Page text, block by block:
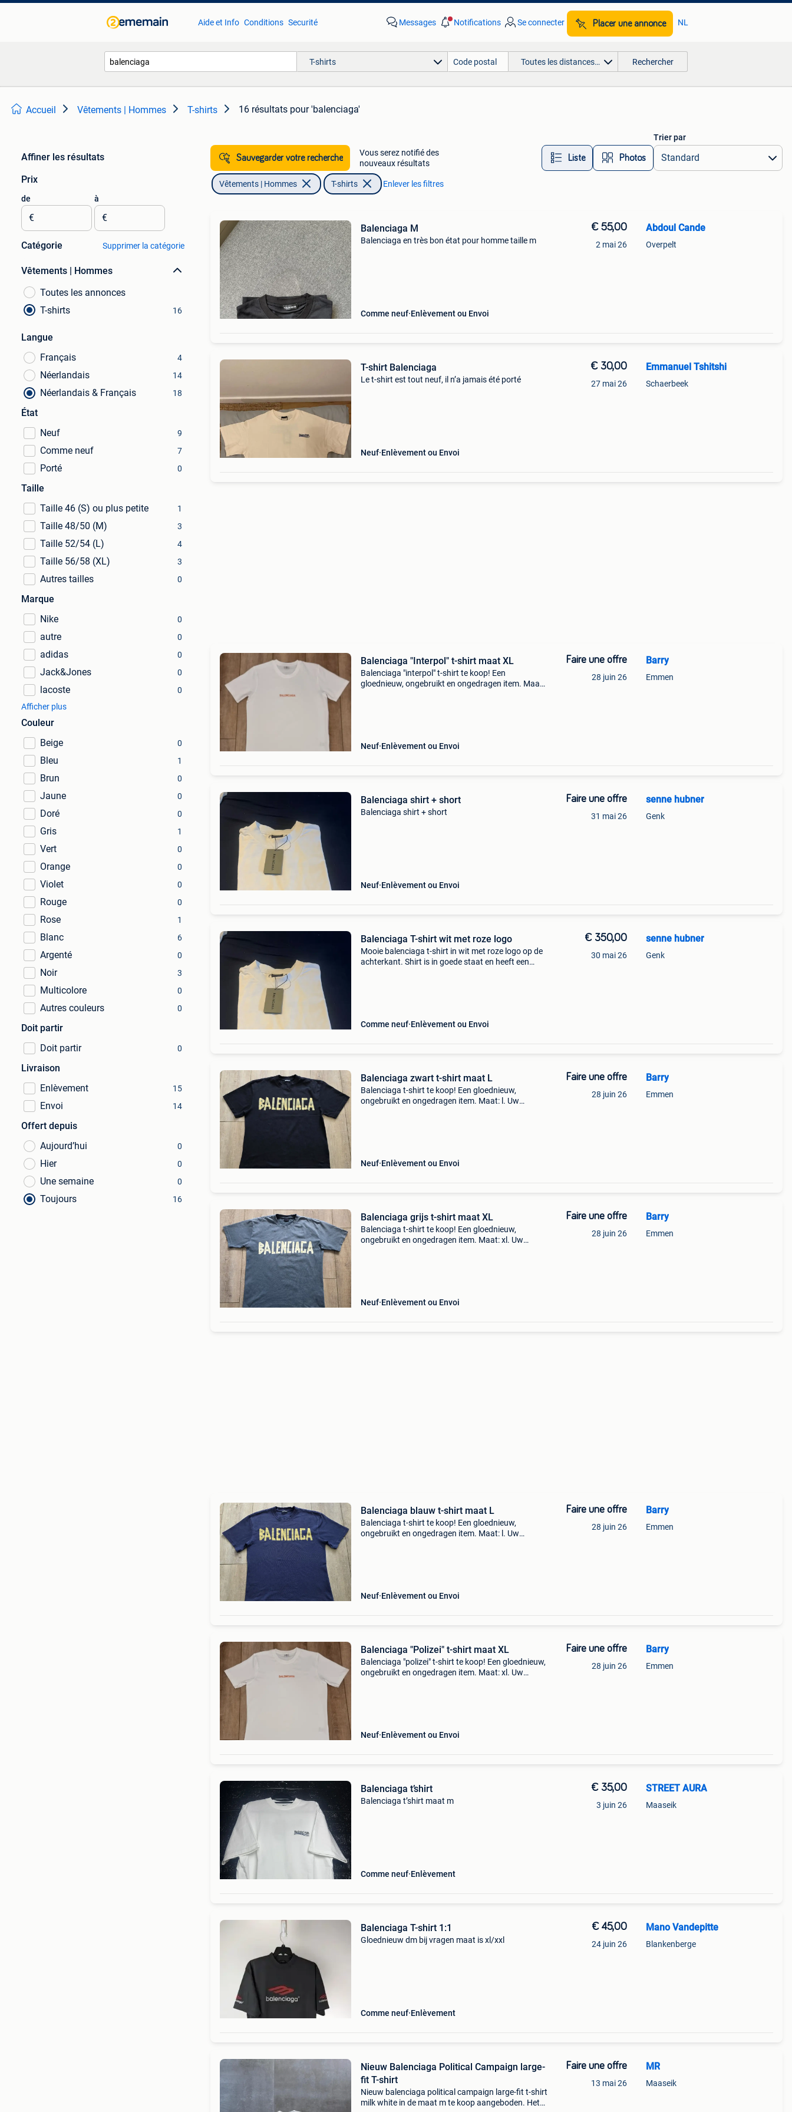
Aide et Info Conditions Securité Messages Notifications Se connecter Placer une annonce NL
T-shirts Toutes les distances… Rechercher
Accueil Vêtements | Hommes T-shirts 16 résultats pour 'balenciaga'
Affiner les résultats
Prix
de
€
à
€
Catégorie Supprimer la catégorie
Vêtements | Hommes
Toutes les annonces
T-shirts
16
Langue
Français
4
Néerlandais 14
Néerlandais & Français 18
État
Neuf
9
Comme neuf 7
Porté 0
Taille
Taille 46 (S) ou plus petite
1
Taille 48/50 (M) 3
Taille 52/54 (L) 4
Taille 56/58 (XL) 3
Autres tailles 0
Marque
Nike
0
autre 0
adidas 0
Jack&Jones 0
lacoste
0
Afficher plus
Couleur
Beige
0
Bleu 1
Brun 0
Jaune 0
Doré 0
Gris 1
Vert 0
Orange 0
Violet 0
Rouge 0
Rose 1
Blanc 6
Argenté 0
Noir 3
Multicolore 0
Autres couleurs 0
Doit partir
Doit partir
0
Livraison
Enlèvement
15
Envoi 14
Offert depuis
Aujourd’hui
0
Hier 0
Une semaine 0
Toujours 16
Sauvegarder votre recherche
Vous serez notifié des
nouveaux résultats
Liste Photos
Trier par
Vêtements | Hommes T-shirts Enlever les filtres
Balenciaga M
Balenciaga en très bon état pour homme taille m
Comme neuf Enlèvement ou Envoi
€ 55,00
2 mai 26
Abdoul Cande
Overpelt
T-shirt Balenciaga
Le t-shirt est tout neuf, il n’a jamais été porté
Neuf Enlèvement ou Envoi
€ 30,00
27 mai 26
Emmanuel Tshitshi
Schaerbeek
Balenciaga "Interpol" t-shirt maat XL
Balenciaga "interpol" t-shirt te koop! Een
gloednieuw, ongebruikt en ongedragen item. Maat:
Neuf Enlèvement ou Envoi
Faire une offre
28 juin 26
Barry
Emmen
Balenciaga shirt + short
Balenciaga shirt + short
Neuf Enlèvement ou Envoi
Faire une offre
31 mai 26
senne hubner
Genk
Balenciaga T-shirt wit met roze logo
Mooie balenciaga t-shirt in wit met roze logo op de
achterkant. Shirt is in goede staat en heeft een
Comme neuf Enlèvement ou Envoi
€ 350,00
30 mai 26
senne hubner
Genk
Balenciaga zwart t-shirt maat L
Balenciaga t-shirt te koop! Een gloednieuw,
ongebruikt en ongedragen item. Maat: l. Uw
Neuf Enlèvement ou Envoi
Faire une offre
28 juin 26
Barry
Emmen
Balenciaga grijs t-shirt maat XL
Balenciaga t-shirt te koop! Een gloednieuw,
ongebruikt en ongedragen item. Maat: xl. Uw
Neuf Enlèvement ou Envoi
Faire une offre
28 juin 26
Barry
Emmen
Balenciaga blauw t-shirt maat L
Balenciaga t-shirt te koop! Een gloednieuw,
ongebruikt en ongedragen item. Maat: l. Uw
Neuf Enlèvement ou Envoi
Faire une offre
28 juin 26
Barry
Emmen
Balenciaga "Polizei" t-shirt maat XL
Balenciaga "polizei" t-shirt te koop! Een gloednieuw,
ongebruikt en ongedragen item. Maat: xl. Uw
Neuf Enlèvement ou Envoi
Faire une offre
28 juin 26
Barry
Emmen
Balenciaga t’shirt
Balenciaga t’shirt maat m
Comme neuf Enlèvement
€ 35,00
3 juin 26
STREET AURA
Maaseik
Balenciaga T-shirt 1:1
Gloednieuw dm bij vragen maat is xl/xxl
Comme neuf Enlèvement
€ 45,00
24 juin 26
Mano Vandepitte
Blankenberge
Nieuw Balenciaga Political Campaign large-
fit T-shirt
Nieuw balenciaga political campaign large-fit t-shirt
milk white in de maat m te koop aangeboden. Het
Faire une offre
13 mai 26
MR
Maaseik